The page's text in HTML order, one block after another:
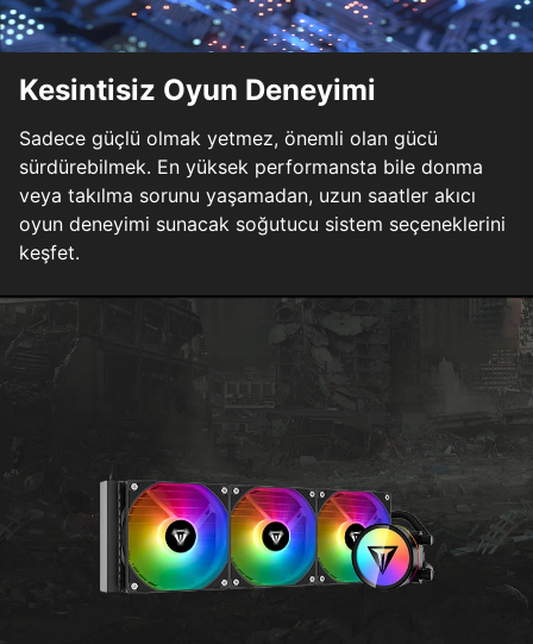
Kesintisiz Oyun Deneyimi
Sadece güçlü olmak yetmez, önemli olan gücü
sürdürebilmek. En yüksek performansta bile donma
veya takılma sorunu yaşamadan, uzun saatler akıcı
oyun deneyimi sunacak soğutucu sistem seçeneklerini
keşfet.